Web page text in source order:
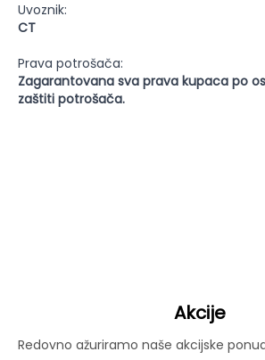
Uvoznik:
CT
Prava potrošača:
Zagarantovana sva prava kupaca po
zaštiti potrošača.
Akcije
Redovno ažuriramo naše akcijske